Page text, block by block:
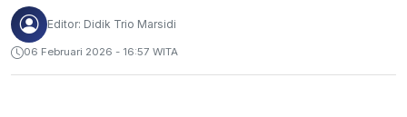
Editor: Didik Trio Marsidi
06 Februari 2026 - 16:57 WITA